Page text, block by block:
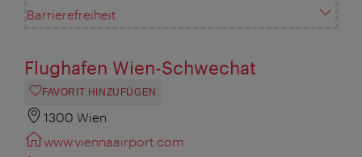
Barrierefreiheit
Flughafen Wien-Schwechat
FAVORIT HINZUFÜGEN
1300 Wien
www.viennaairport.com